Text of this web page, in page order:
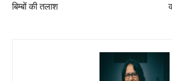
बिम्बों की तलाश